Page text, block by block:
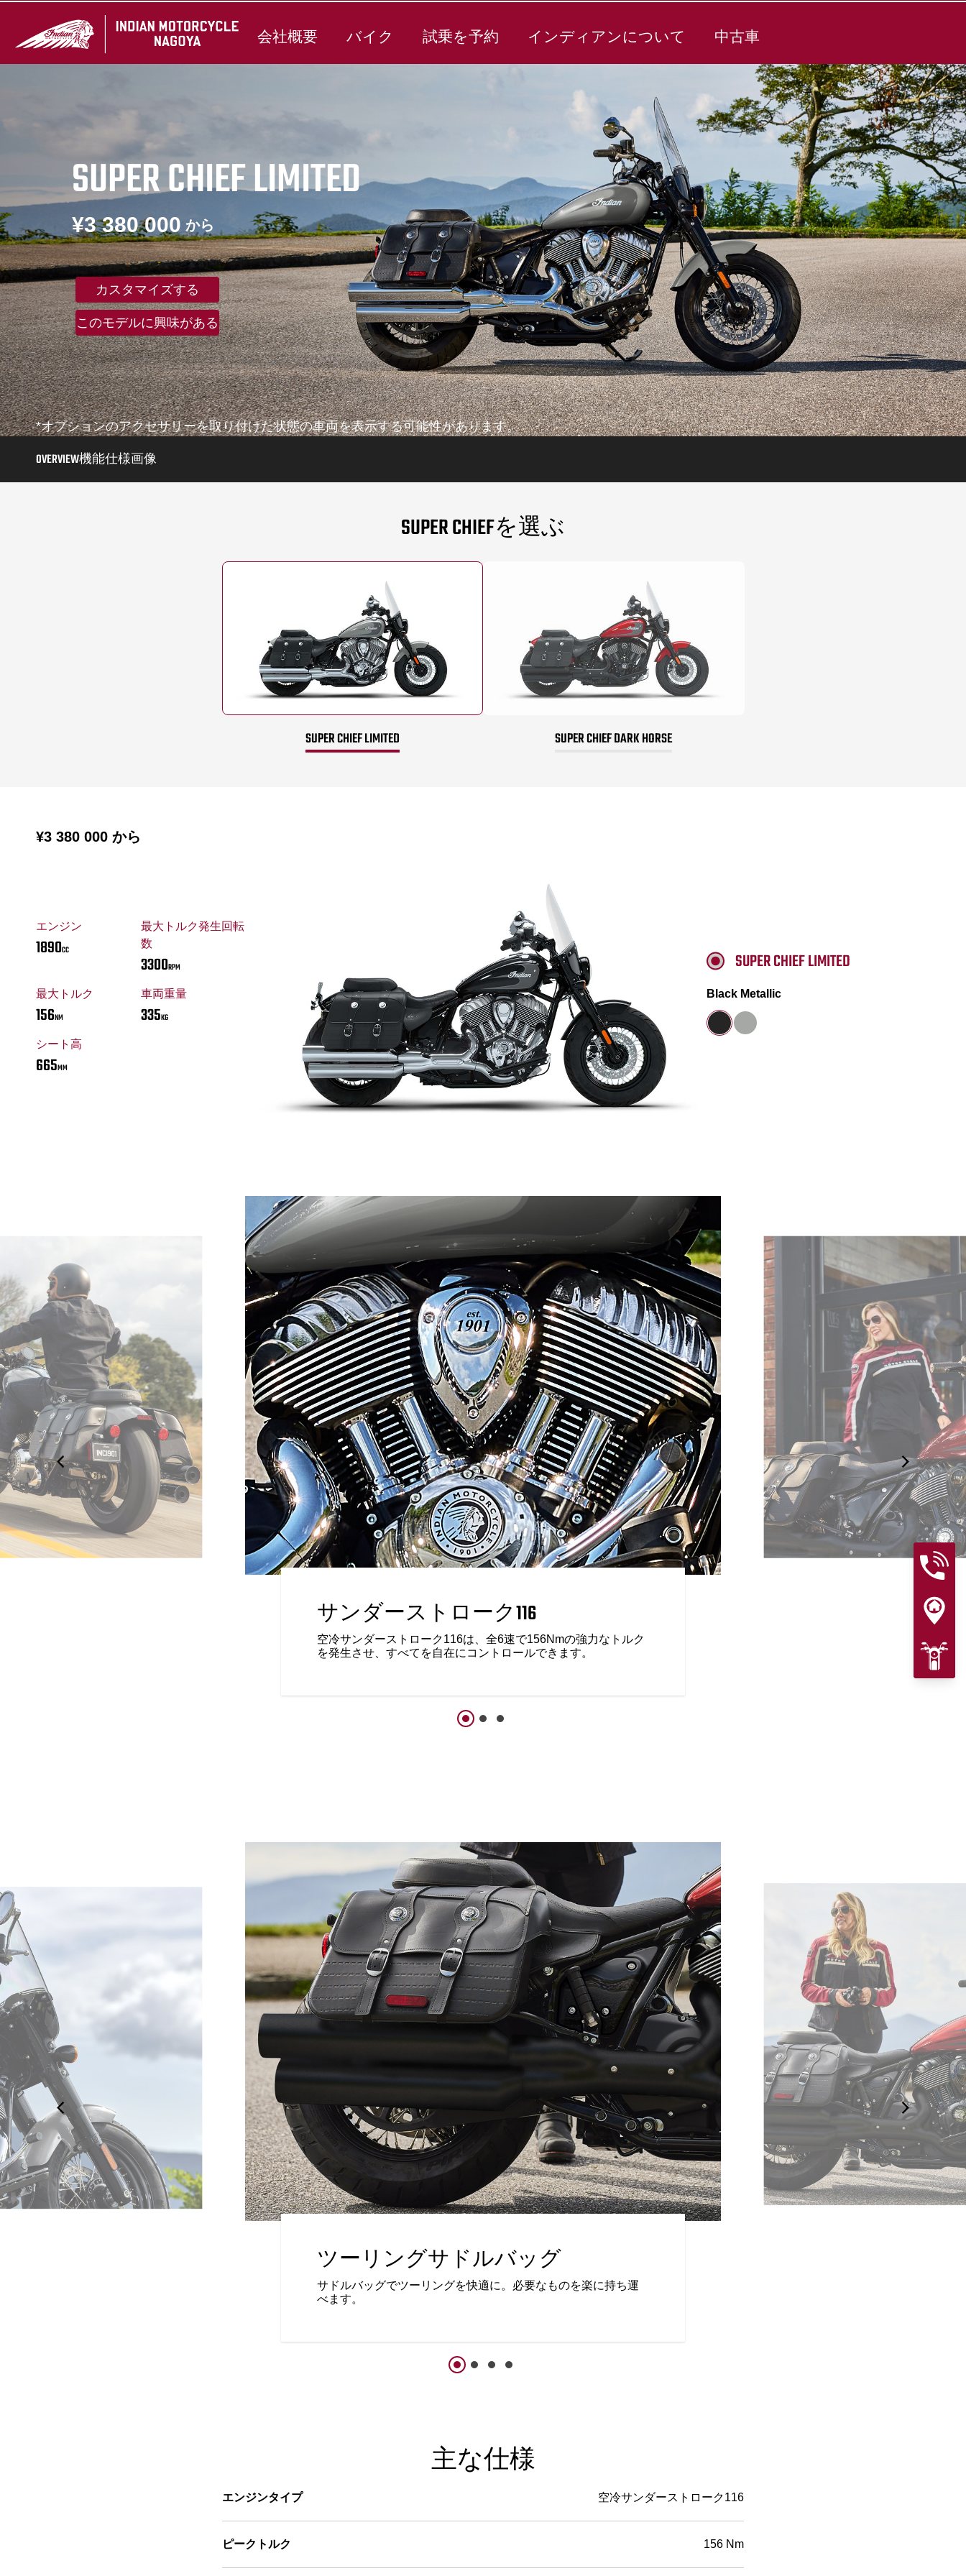
会社概要 バイク 試乗を予約 インディアンについて 中古車
SUPER CHIEF LIMITED
から
¥3 380 000
カスタマイズする
このモデルに興味がある
*オプションのアクセサリーを取り付けた状態の車両を表示する可能性があります。
OVERVIEW機能仕様画像
SUPER CHIEFを選ぶ
SUPER CHIEF LIMITED SUPER CHIEF DARK HORSE
から
¥3 380 000
エンジン
1890CC
最大トルク発生回転
数
3300RPM
最大トルク
156NM
車両重量
335KG
シート高
665MM
SUPER CHIEF LIMITED
Black Metallic
サンダーストローク116
空冷サンダーストローク116は、全6速で156Nmの強力なトルク
を発生させ、すべてを自在にコントロールできます。
プレミアム仕上
プレミアムブラックアウトま
ークカバーやワイヤーホイー
Motorcycleのロゴバッジが、
ツーリングサドルバッグ
サドルバッグでツーリングを快適に。必要なものを楽に持ち運
べます。
主な仕様
エンジンタイプ 空冷サンダーストローク116
ピークトルク 156 Nm